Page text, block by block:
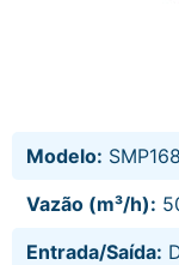
Modelo:
Vazão (m³/h):
Entrada/Saída: